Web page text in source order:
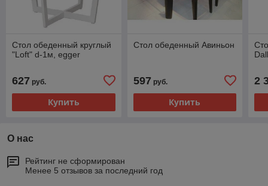
Стол обеденный круглый
"Loft" d-1м, egger
627 руб.
Купить
Стол обеденный Авиньон
597 руб.
Купить
2
О нас
Рейтинг не сформирован
Менее 5 отзывов за последний год